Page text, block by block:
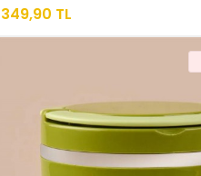
349,90 TL